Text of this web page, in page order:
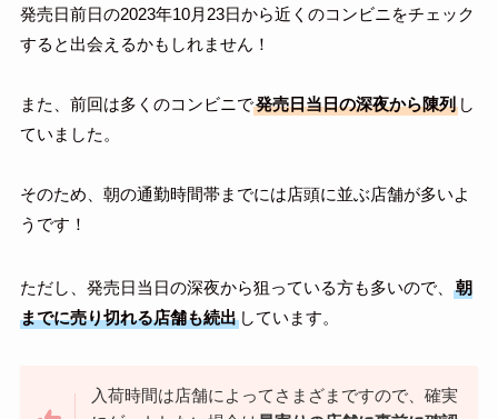
発売日前日の2023年10月23日から近くのコンビニをチェック
すると出会えるかもしれません！
また、前回は多くのコンビニで発売日当日の深夜から陳列し
ていました。
そのため、朝の通勤時間帯までには店頭に並ぶ店舗が多いよ
うです！
ただし、発売日当日の深夜から狙っている方も多いので、
朝
までに売り切れる店舗も続出しています。
入荷時間は店舗によってさまざまですので、確実